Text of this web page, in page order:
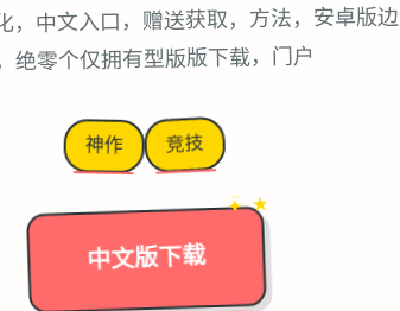
，中文入口，赠送获取，方法，安卓版边
绝零个仅拥有型版版下载，门户
神作 竞技
中文版下载
→
✦ ★